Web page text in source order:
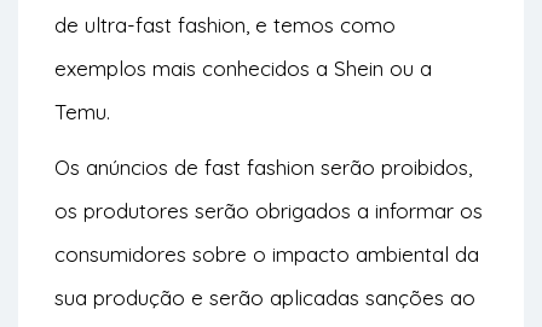
de ultra-fast fashion, e temos como
exemplos mais conhecidos a Shein ou a
Temu.
Os anúncios de fast fashion serão proibidos,
os produtores serão obrigados a informar os
consumidores sobre o impacto ambiental da
sua produção e serão aplicadas sanções ao